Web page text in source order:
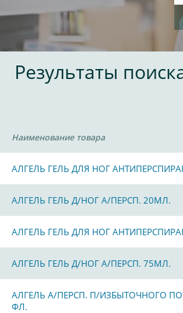
Результаты
Наименование товара
АЛГЕЛЬ ГЕЛЬ ДЛЯ НОГ
АЛГЕЛЬ ГЕЛЬ Д/НОГ А/ПЕРСП. 20МЛ.
АЛГЕЛЬ ГЕЛЬ ДЛЯ НОГ
АЛГЕЛЬ ГЕЛЬ Д/НОГ А/ПЕРСП. 75МЛ.
АЛГЕЛЬ А/ПЕРСП. П/ИЗБЫТОЧНОГО
ФЛ.